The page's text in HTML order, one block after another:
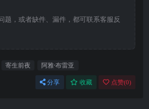
题，或者缺件、漏件，都可联系客服反
寄生前夜 阿雅·布雷亚
分享 收藏 点赞(0)